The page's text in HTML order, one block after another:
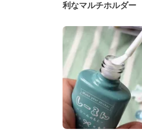
利なマルチホルダー